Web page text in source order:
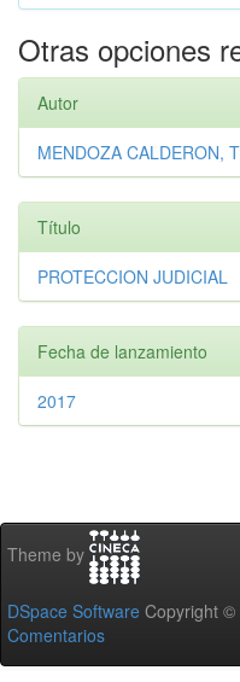
Otras opciones
Autor
MENDOZA CALDERON,
Título
PROTECCION JUDICIAL
Fecha de lanzamiento
2017
Theme by
DSpace Software Copyright ©
Comentarios